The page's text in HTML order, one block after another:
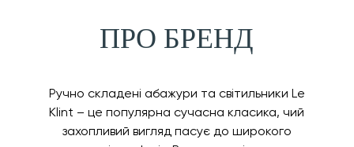
ПРО БРЕНД
Ручно складені абажури та світильники Le
Klint – це популярна сучасна класика, чий
захопливий вигляд пасує до широкого